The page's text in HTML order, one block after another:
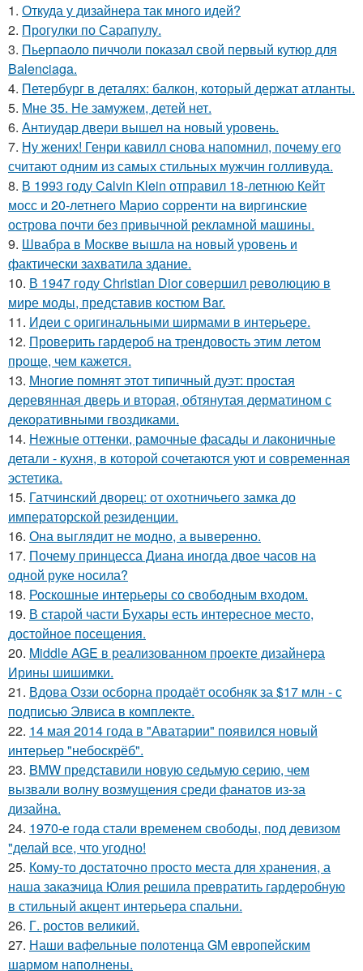
1. Откуда у дизайнера так много идей?
2. Прогулки по Сарапулу.
3. Пьерпаоло пиччоли показал свой первый кутюр для
Balenciaga.
4. Петербург в деталях: балкон, который держат атланты.
5. Мне 35. Не замужем, детей нет.
6. Антиудар двери вышел на новый уровень.
7. Ну жених! Генри кавилл снова напомнил, почему его
считают одним из самых стильных мужчин голливуда.
8. В 1993 году Calvin Klein отправил 18-летнюю Кейт
мосс и 20-летнего Марио сорренти на виргинские
острова почти без привычной рекламной машины.
9. Швабра в Москве вышла на новый уровень и
фактически захватила здание.
10. В 1947 году Christian Dior совершил революцию в
мире моды, представив костюм Bar.
11. Идеи с оригинальными ширмами в интерьере.
12. Проверить гардероб на трендовость этим летом
проще, чем кажется.
13. Многие помнят этот типичный дуэт: простая
деревянная дверь и вторая, обтянутая дерматином с
декоративными гвоздиками.
14. Нежные оттенки, рамочные фасады и лаконичные
детали - кухня, в которой сочетаются уют и современная
эстетика.
15. Гатчинский дворец: от охотничьего замка до
императорской резиденции.
16. Она выглядит не модно, а выверенно.
17. Почему принцесса Диана иногда двое часов на
одной руке носила?
18. Роскошные интерьеры со свободным входом.
19. В старой части Бухары есть интересное место,
достойное посещения.
20. Middle AGE в реализованном проекте дизайнера
Ирины шишимки.
21. Вдова Оззи осборна продаёт особняк за $17 млн - с
подписью Элвиса в комплекте.
22. 14 мая 2014 года в "Аватарии" появился новый
интерьер "небоскрёб".
23. BMW представили новую седьмую серию, чем
вызвали волну возмущения среди фанатов из-за
дизайна.
24. 1970-е года стали временем свободы, под девизом
"делай все, что угодно!
25. Кому-то достаточно просто места для хранения, а
наша заказчица Юлия решила превратить гардеробную
в стильный акцент интерьера спальни.
26. Г. ростов великий.
27. Наши вафельные полотенца GM европейским
шармом наполнены.